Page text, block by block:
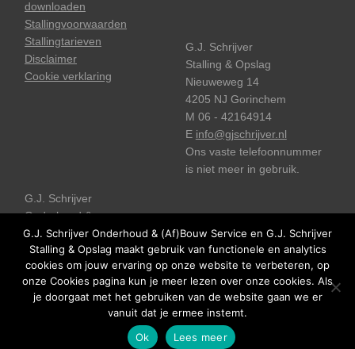
downloaden
Stallingvoorwaarden
Stallingtarieven
Disclaimer
Cookie verklaring
G.J. Schrijver
Stalling & Opslag
Nieuweweg 14
4205 NJ Gorinchem
M 06 - 42164914
E info@gjschrijver.nl
Ons vaste telefoonnummer
is niet meer in gebruik.
G.J. Schrijver
Onderhoud &
(Af)bouwservice
Nieuweweg 14
4205 NJ Gorinchem
M 06 - 42164914
Einfo@gjschrijver.nl
© 2026 | Gerrit Jan Schrijver Concept & realisatie: Compar
G.J. Schrijver Onderhoud & (Af)Bouw Service en G.J. Schrijver
Stalling & Opslag maakt gebruik van functionele en analytics
cookies om jouw ervaring op onze website te verbeteren, op
onze Cookies pagina kun je meer lezen over onze cookies. Als
je doorgaat met het gebruiken van de website gaan we er
vanuit dat je ermee instemt.
Ok
Lees meer